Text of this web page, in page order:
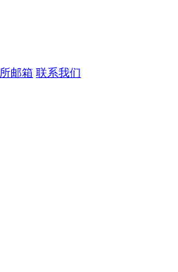
所邮箱 联系我们